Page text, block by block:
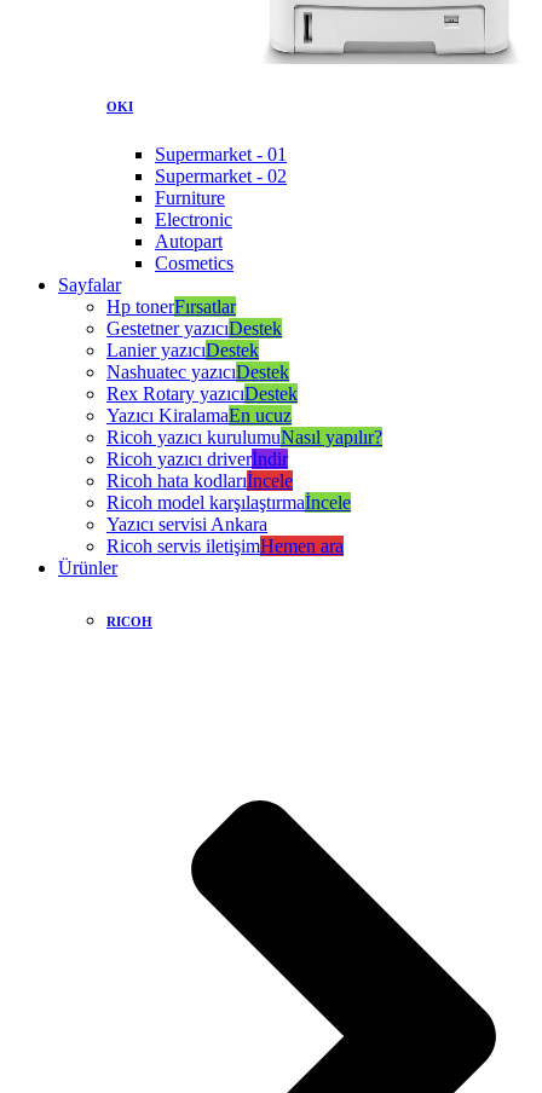
OKI
Supermarket - 01
Supermarket - 02
Furniture
Electronic
Autopart
Cosmetics
Sayfalar
Hp tonerFırsatlar
Gestetner yazıcıDestek
Lanier yazıcıDestek
Nashuatec yazıcıDestek
Rex Rotary yazıcıDestek
Yazıcı KiralamaEn ucuz
Ricoh yazıcı kurulumuNasıl yapılır?
Ricoh yazıcı driverİndir
Ricoh hata kodlarıİncele
Ricoh model karşılaştırmaİncele
Yazıcı servisi Ankara
Ricoh servis iletişimHemen ara
Ürünler
RICOH